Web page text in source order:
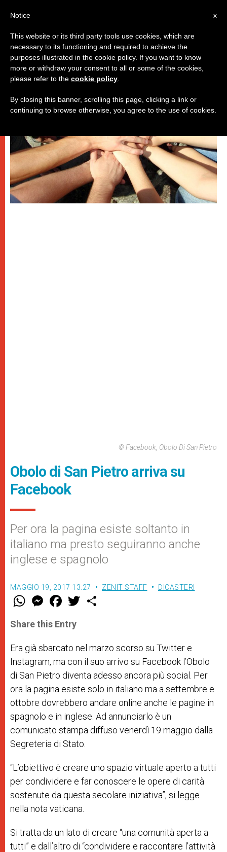
DICASTERI
© Facebook, Obolo Di San Pietro
Obolo di San Pietro arriva su
Facebook
Per ora la pagina esiste soltanto in
italiano ma presto seguiranno anche
inglese e spagnolo
MAGGIO 19, 2017 13:27 ZENIT STAFF DICASTERI
W
t
s
p
p
M
e
s
e
g
e
r
F
a
e
b
o
k
w
r
Share this Entry
Era già sbarcato nel marzo scorso su Twitter e
Instagram, ma con il suo arrivo su Facebook l’Obolo
di San Pietro diventa adesso ancora più social. Per
ora la pagina esiste solo in italiano ma a settembre e
ottobre dovrebbero andare online anche le pagine in
spagnolo e in inglese. Ad annunciarlo è un
comunicato stampa diffuso venerdì 19 maggio dalla
Segreteria di Stato.
“L’obiettivo è creare uno spazio virtuale aperto a tutti
per condividere e far conoscere le opere di carità
sostenute da questa secolare iniziativa”, si legge
nella nota vaticana.
Si tratta da un lato di creare “una comunità aperta a
tutti” e dall’altro di “condividere e raccontare l’attività
x
Notice
This website or its third party tools use cookies, which are
necessary to its functioning and required to achieve the
purposes illustrated in the cookie policy. If you want to know
more or withdraw your consent to all or some of the cookies,
please refer to the cookie policy
By closing this banner, scrolling this page, clicking a link or
continuing to browse otherwise, you agree to the use of cookies.